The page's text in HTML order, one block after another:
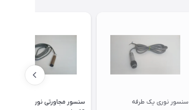
سنسور نوری یک طرفه
سنسور مجاورتی نوری یک طرفه